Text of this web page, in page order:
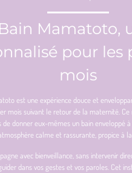
Mamatoto,
pour les
mois
est une expérience douce et
mois suivant le retour de la maternité.
de donner eux-mêmes un bain enveloppé
calme et rassurante, propice à
avec bienveillance, sans intervenir
dans vos gestes et vos paroles. Cet